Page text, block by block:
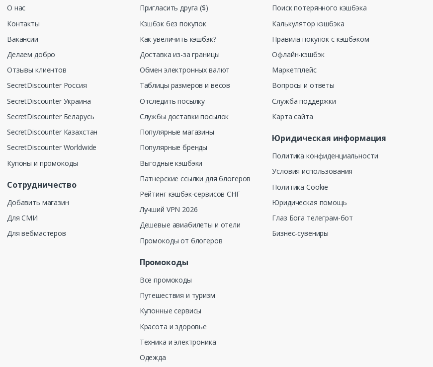
О нас
Контакты
Вакансии
Делаем добро
Отзывы клиентов
SecretDiscounter Россия
SecretDiscounter Украина
SecretDiscounter Беларусь
SecretDiscounter Казахстан
SecretDiscounter Worldwide
Купоны и промокоды
Сотрудничество
Добавить магазин
Для СМИ
Для вебмастеров
Пригласить друга ($)
Кэшбэк без покупок
Как увеличить кэшбэк?
Доставка из-за границы
Обмен электронных валют
Таблицы размеров и весов
Отследить посылку
Службы доставки посылок
Популярные магазины
Популярные бренды
Выгодные кэшбэки
Патнерские ссылки для блогеров
Рейтинг кэшбэк-сервисов СНГ
Лучший VPN 2026
Дешевые авиабилеты и отели
Промокоды от блогеров
Промокоды
Все промокоды
Путешествия и туризм
Купонные сервисы
Красота и здоровье
Техника и электроника
Одежда
Поиск потерянного кэшбэка
Калькулятор кэшбэка
Правила покупок с кэшбэком
Офлайн-кэшбэк
Маркетплейс
Вопросы и ответы
Служба поддержки
Карта сайта
Юридическая информация
Политика конфиденциальности
Условия использования
Политика Cookie
Юридическая помощь
Глаз Бога телеграм-бот
Бизнес-сувениры